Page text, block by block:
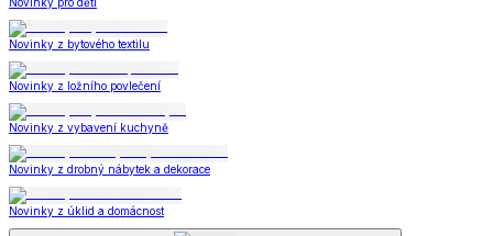
Novinky z bytového textilu
Novinky z ložního povlečení
Novinky z vybavení kuchyně
Novinky z drobný nábytek a dekorace
Novinky z úklid a domácnost